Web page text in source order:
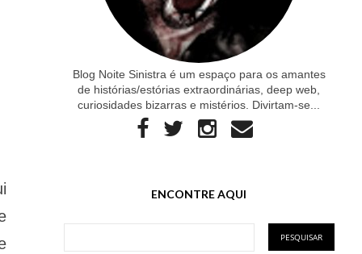
Blog Noite Sinistra é um espaço para os amantes
de histórias/estórias extraordinárias, deep web,
curiosidades bizarras e mistérios. Divirtam-se...
ENCONTRE AQUI